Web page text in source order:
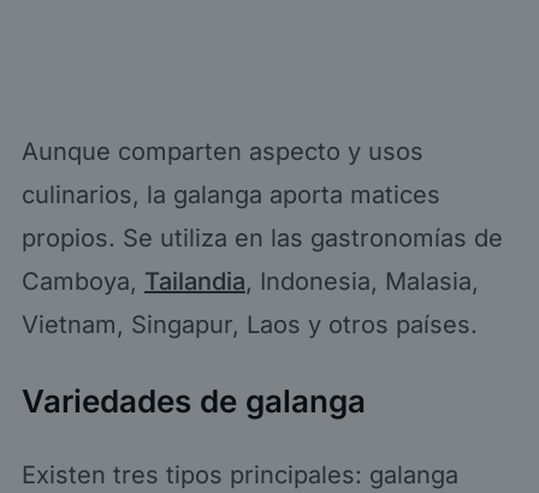
Aunque comparten aspecto y usos
culinarios, la galanga aporta matices
propios. Se utiliza en las gastronomías de
Camboya, Tailandia, Indonesia, Malasia,
Vietnam, Singapur, Laos y otros países.
Variedades de galanga
Existen tres tipos principales: galanga